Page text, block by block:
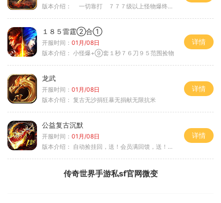
版本介绍：
一切靠打 ７７７级以上怪物爆终极
１８５雷霆②合①
开服时间： 01月/08日
版本介绍： 小怪爆+⑨套１秒７６刀９５范围捡物
详情
龙武
开服时间： 01月/08日
版本介绍： 复古无沙捐狂暴无捐献无限抗米
详情
公益复古沉默
开服时间： 01月/08日
版本介绍： 自动捡挂回，送！会员满回馈，送！5天拿沙长
详情
传奇世界手游私sf官网微变